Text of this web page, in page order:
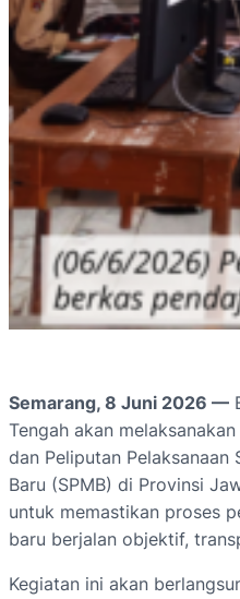
Semarang, 8 Juni 2026 —
Tengah akan
dan Peliputan Pelaksanaan
Baru (SPMB) di Provinsi
untuk memastikan proses
baru berjalan objektif,
Kegiatan ini akan